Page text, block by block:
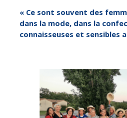
« Ce sont souvent des
dans la mode, dans la
connaisseuses et sensibles